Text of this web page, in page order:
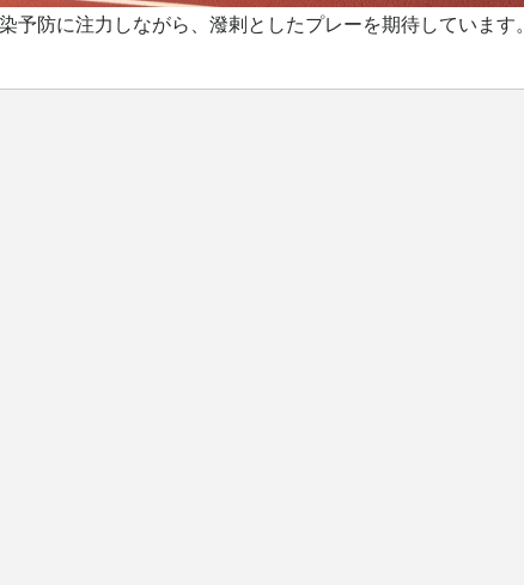
予防に注力しながら、潑剌としたプレーを期待しています。